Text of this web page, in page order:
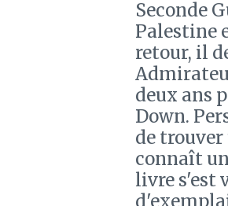
Seconde
Palestine
retour, il
deux ans
Down.
de
connaît
livre s'est